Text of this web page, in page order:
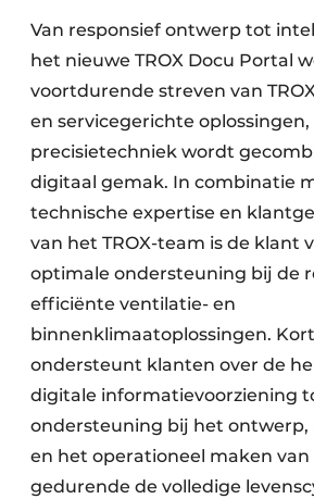
Van responsief ontwerp tot
het nieuwe TROX Docu Portal
voortdurende streven van
en servicegerichte
precisietechniek wordt
digitaal gemak. In combinatie
technische expertise en
van het TROX-team is de klant
optimale ondersteuning bij de
efficiënte ventilatie- en
binnenklimaatoplossingen.
ondersteunt klanten over de
digitale informatievoorziening
ondersteuning bij het ontwerp,
en het operationeel maken van
gedurende de volledige